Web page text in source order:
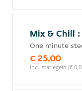
Mix & Chill
One minute
€ 25,00
incl. statiegeld (€